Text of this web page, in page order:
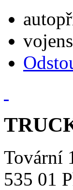
Tovární
535 01